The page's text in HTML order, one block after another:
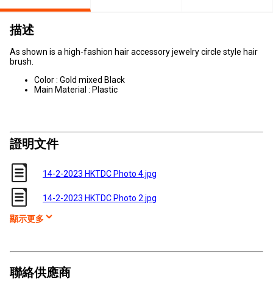
描述
As shown is a high-fashion hair accessory jewelry circle style hair
brush.
Color : Gold mixed Black
Main Material : Plastic
證明文件
14-2-2023 HKTDC Photo 4.jpg
14-2-2023 HKTDC Photo 2.jpg
顯示更多
聯絡供應商